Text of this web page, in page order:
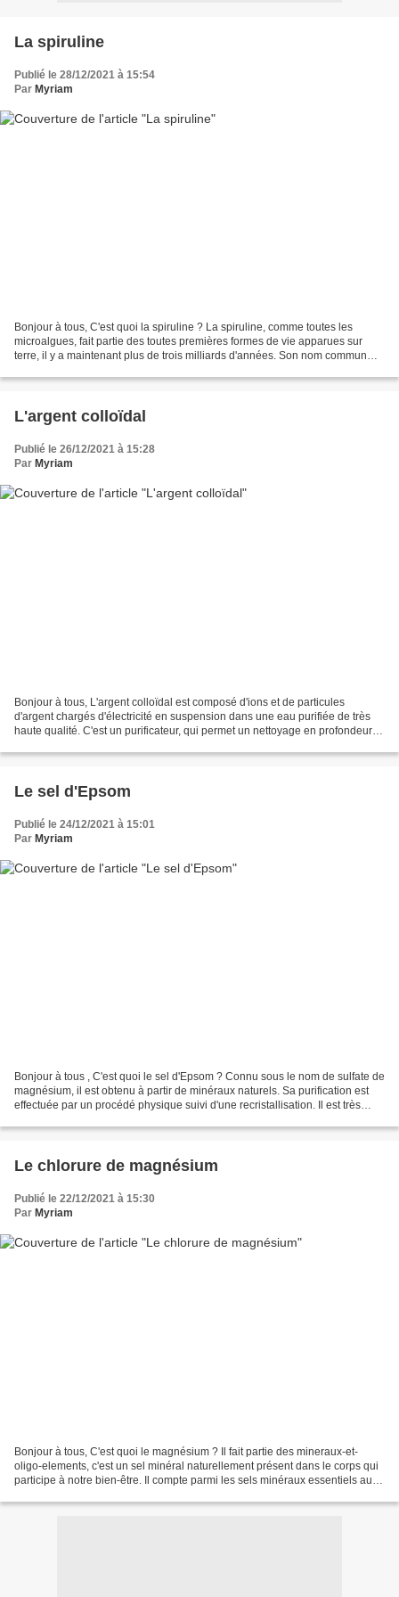
La spiruline
Publié le 28/12/2021 à 15:54
Par Myriam
Bonjour à tous, C'est quoi la spiruline ? La spiruline, comme toutes les
microalgues, fait partie des toutes premières formes de vie apparues sur
terre, il y a maintenant plus de trois milliards d'années. Son nom commun
L'argent colloïdal
Publié le 26/12/2021 à 15:28
Par Myriam
Bonjour à tous, L'argent colloïdal est composé d'ions et de particules
d'argent chargés d'électricité en suspension dans une eau purifiée de très
haute qualité. C'est un purificateur, qui permet un nettoyage en profondeur
Le sel d'Epsom
Publié le 24/12/2021 à 15:01
Par Myriam
Bonjour à tous , C'est quoi le sel d'Epsom ? Connu sous le nom de sulfate de
magnésium, il est obtenu à partir de minéraux naturels. Sa purification est
effectuée par un procédé physique suivi d'une recristallisation. Il est très
Le chlorure de magnésium
Publié le 22/12/2021 à 15:30
Par Myriam
Bonjour à tous, C'est quoi le magnésium ? Il fait partie des mineraux-et-
oligo-elements, c'est un sel minéral naturellement présent dans le corps qui
participe à notre bien-être. Il compte parmi les sels minéraux essentiels au